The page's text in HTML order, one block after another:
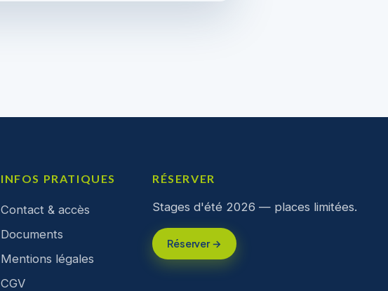
INFOS PRATIQUES
Contact & accès
Documents
Mentions légales
CGV
RÉSERVER
Stages d'été 2026 — places limitées.
Réserver →